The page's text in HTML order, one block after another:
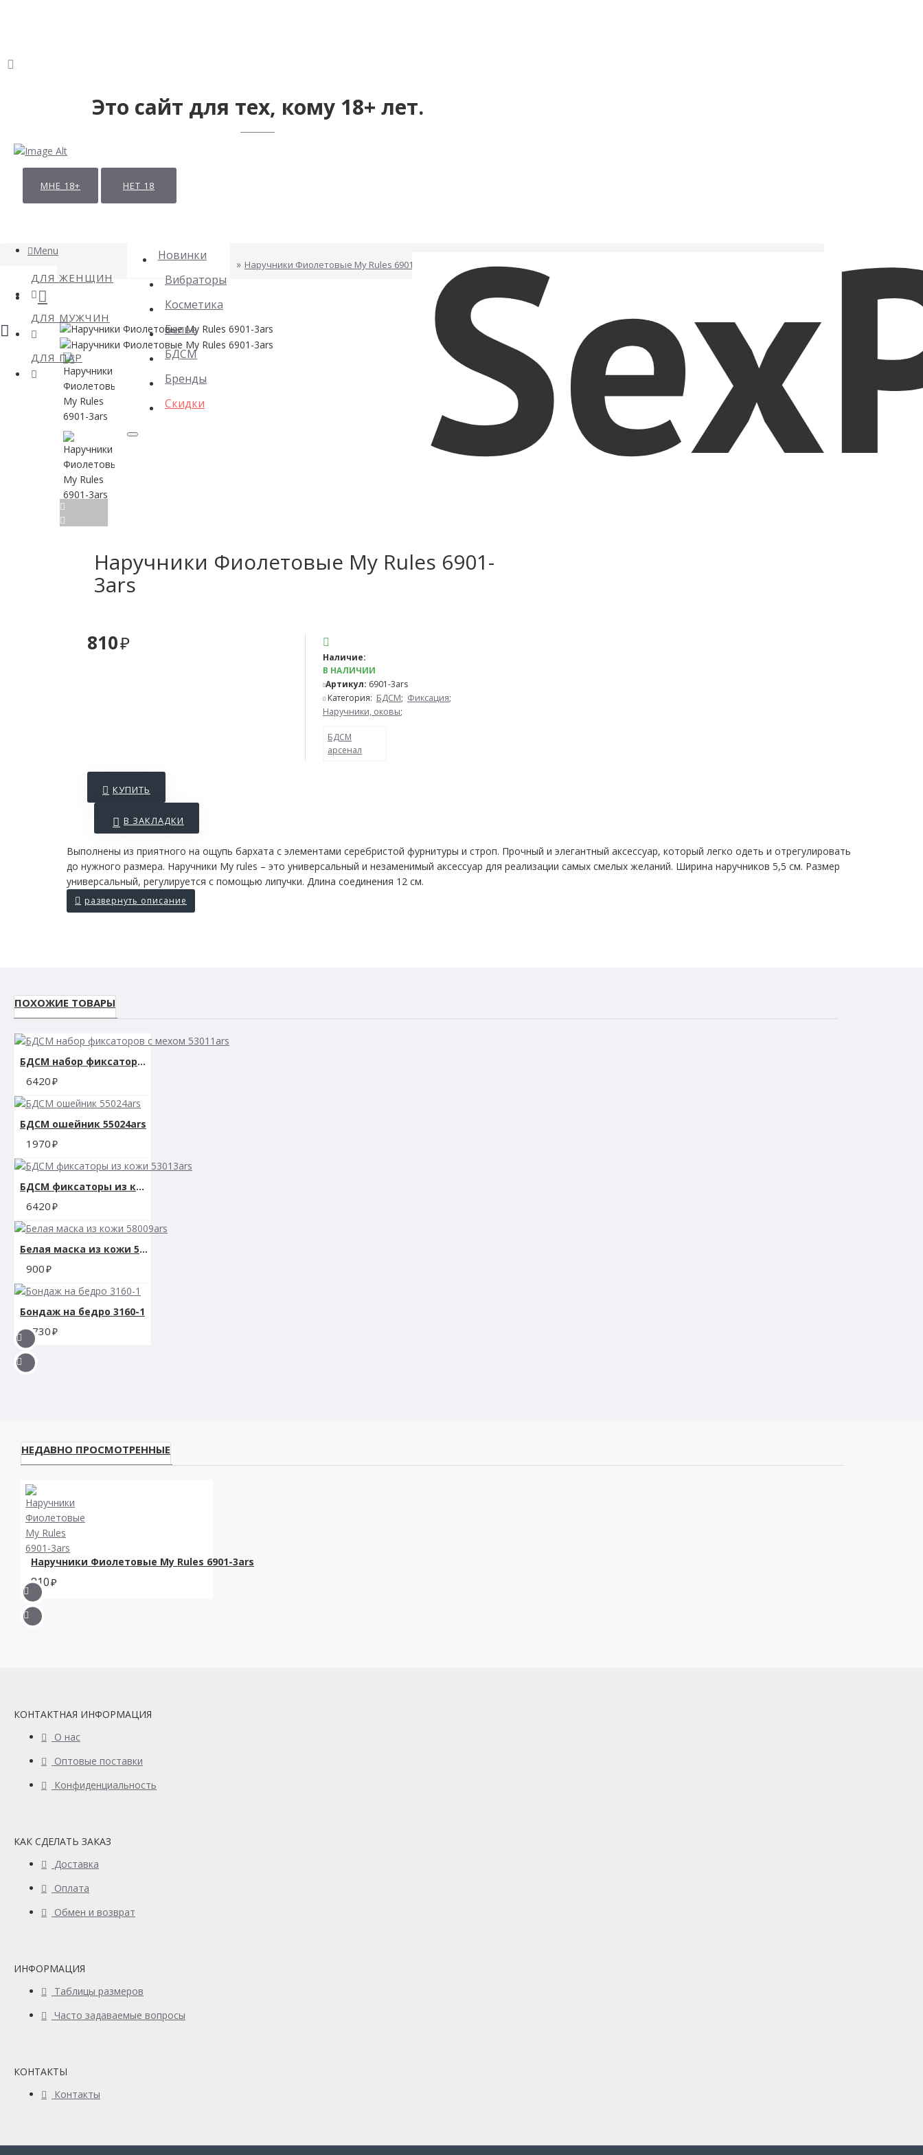
Это сайт для тех, кому 18+ лет.
МНЕ 18+ НЕТ 18
Menu
ДЛЯ ЖЕНЩИН
ДЛЯ МУЖЧИН
ДЛЯ ПАР
Новинки
Вибраторы
Косметика
Белье
БДСМ
Бренды
Скидки
Наручники Фиолетовые My Rules 6901-3ars
Наручники Фиолетовые My Rules 6901-
3ars
810
Наличие:
В НАЛИЧИИ
Артикул: 6901-3ars
Категория: БДСМ; Фиксация;
Наручники, оковы;
БДСМ
арсенал
КУПИТЬ
В ЗАКЛАДКИ
Выполнены из приятного на ощупь бархата с элементами серебристой фурнитуры и строп. Прочный и элегантный аксессуар, который легко одеть и отрегулировать
до нужного размера. Наручники My rules – это универсальный и незаменимый аксессуар для реализации самых смелых желаний. Ширина наручников 5,5 см. Размер
универсальный, регулируется с помощью липучки. Длина соединения 12 см.
ПОХОЖИЕ ТОВАРЫ
БДСМ набор фиксаторов с мехом 53011ars
6420
БДСМ ошейник 55024ars
1970
БДСМ фиксаторы из кожи 53013ars
6420
Белая маска из кожи 58009ars
900
Бондаж на бедро 3160-1
1730
НЕДАВНО ПРОСМОТРЕННЫЕ
Наручники Фиолетовые My Rules 6901-3ars
810
КОНТАКТНАЯ ИНФОРМАЦИЯ
О нас
Оптовые поставки
Конфиденциальность
КАК СДЕЛАТЬ ЗАКАЗ
Доставка
Оплата
Обмен и возврат
ИНФОРМАЦИЯ
Таблицы размеров
Часто задаваемые вопросы
КОНТАКТЫ
Контакты